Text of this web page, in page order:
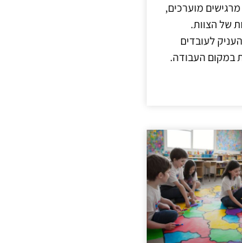
מוערכים,
של הצוות.
לעובדים
במקום העבודה.